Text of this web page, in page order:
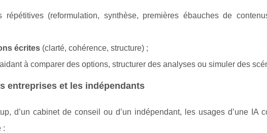
(reformulation, synthèse, premières ébauches de
écrites (clarté, cohérence, structure) ;
à comparer des options, structurer des analyses ou simuler des
entreprises et les indépendants
d’un cabinet de conseil ou d’un indépendant, les usages d’une IA
: